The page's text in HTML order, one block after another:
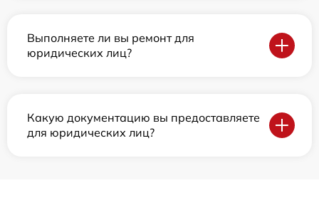
Выполняете ли вы ремонт для
юридических лиц?
Какую документацию вы предоставляете
для юридических лиц?